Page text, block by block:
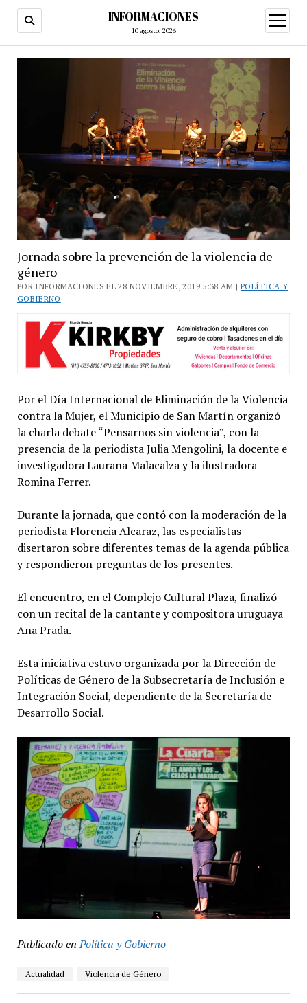
INFORMACIONES
10 agosto, 2026
abrir
menú
Jornada sobre la prevención de la violencia de
género
POR INFORMACIONES EL 28 NOVIEMBRE, 2019 5:38 AM | POLÍTICA Y
GOBIERNO
Por el Día Internacional de Eliminación de la Violencia
contra la Mujer, el Municipio de San Martín organizó
la charla debate “Pensarnos sin violencia”, con la
presencia de la periodista Julia Mengolini, la docente e
investigadora Laurana Malacalza y la ilustradora
Romina Ferrer.
Durante la jornada, que contó con la moderación de la
periodista Florencia Alcaraz, las especialistas
disertaron sobre diferentes temas de la agenda pública
y respondieron preguntas de los presentes.
El encuentro, en el Complejo Cultural Plaza, finalizó
con un recital de la cantante y compositora uruguaya
Ana Prada.
Esta iniciativa estuvo organizada por la Dirección de
Políticas de Género de la Subsecretaría de Inclusión e
Integración Social, dependiente de la Secretaría de
Desarrollo Social.
Publicado en Política y Gobierno
Actualidad Violencia de Género